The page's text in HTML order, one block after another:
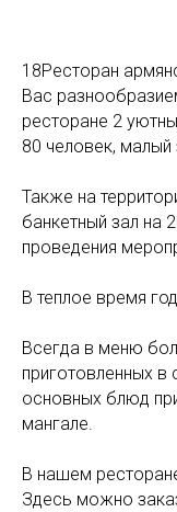
18Ресторан
Вас
ресторане 2
80 человек, малый
Также на
банкетный зал на
проведения
В теплое время
Всегда в меню
приготовленных в
основных блюд
мангале.
В нашем
Здесь можно